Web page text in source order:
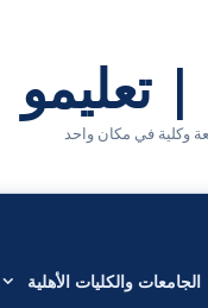
الجامعات والكليات الأهلية